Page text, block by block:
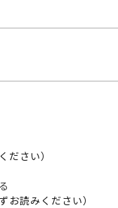
ださい）
お読みください）